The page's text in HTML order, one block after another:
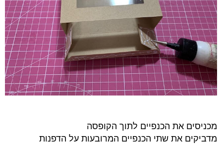
מכניסים את הכנפיים לתוך הקופסה
מדביקים את שתי הכנפיים המרובעות על הדפנות